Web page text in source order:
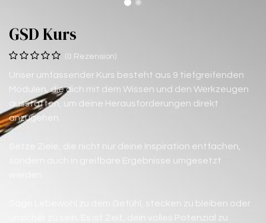
GSD Kurs
(0 Rezension)
Unser umfassender Kurs besteht aus 9 tiefgreifenden
Modulen, die dich mit dem Wissen und den Werkzeugen
ausstatten, um deine Herausforderungen direkt
anzugehen.
Setze Ziele, die nicht nur deine Inspiration entfachen,
sondern auch in greifbare Ergebnisse umgesetzt
Sage Lebewohl zu dem Gefühl, stecken zu bleiben oder
unsicher zu sein. Es ist Zeit, dein volles Potenzial zu